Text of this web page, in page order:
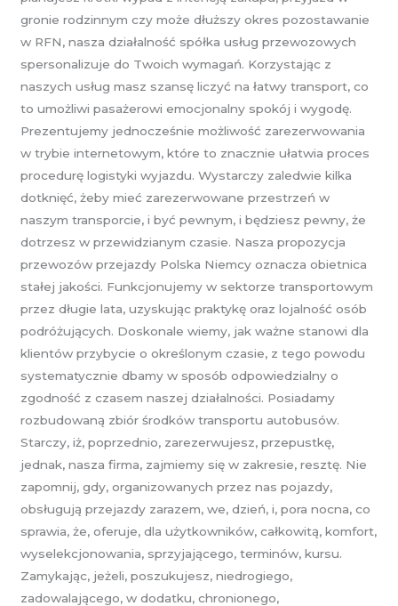
gronie rodzinnym czy może dłuższy okres pozostawanie
w RFN, nasza działalność spółka usług przewozowych
spersonalizuje do Twoich wymagań. Korzystając z
naszych usług masz szansę liczyć na łatwy transport, co
to umożliwi pasażerowi emocjonalny spokój i wygodę.
Prezentujemy jednocześnie możliwość zarezerwowania
w trybie internetowym, które to znacznie ułatwia proces
procedurę logistyki wyjazdu. Wystarczy zaledwie kilka
dotknięć, żeby mieć zarezerwowane przestrzeń w
naszym transporcie, i być pewnym, i będziesz pewny, że
dotrzesz w przewidzianym czasie. Nasza propozycja
przewozów przejazdy Polska Niemcy oznacza obietnica
stałej jakości. Funkcjonujemy w sektorze transportowym
przez długie lata, uzyskując praktykę oraz lojalność osób
podróżujących. Doskonale wiemy, jak ważne stanowi dla
klientów przybycie o określonym czasie, z tego powodu
systematycznie dbamy w sposób odpowiedzialny o
zgodność z czasem naszej działalności. Posiadamy
rozbudowaną zbiór środków transportu autobusów.
Starczy, iż, poprzednio, zarezerwujesz, przepustkę,
jednak, nasza firma, zajmiemy się w zakresie, resztę. Nie
zapomnij, gdy, organizowanych przez nas pojazdy,
obsługują przejazdy zarazem, we, dzień, i, pora nocna, co
sprawia, że, oferuje, dla użytkowników, całkowitą, komfort,
wyselekcjonowania, sprzyjającego, terminów, kursu.
Zamykając, jeżeli, poszukujesz, niedrogiego,
zadowalającego, w dodatku, chronionego,